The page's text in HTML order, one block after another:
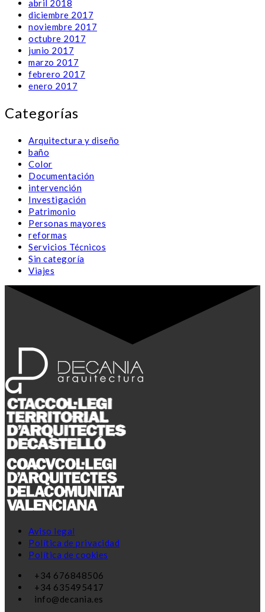
abril 2018
diciembre 2017
noviembre 2017
octubre 2017
junio 2017
marzo 2017
febrero 2017
enero 2017
Categorías
Arquitectura y diseño
baño
Color
Documentación
intervención
Investigación
Patrimonio
Personas mayores
reformas
Servicios Técnicos
Sin categoría
Viajes
Aviso legal
Política de privacidad
Política de cookies
+34 676848506
+34 635495417
info@decania.es